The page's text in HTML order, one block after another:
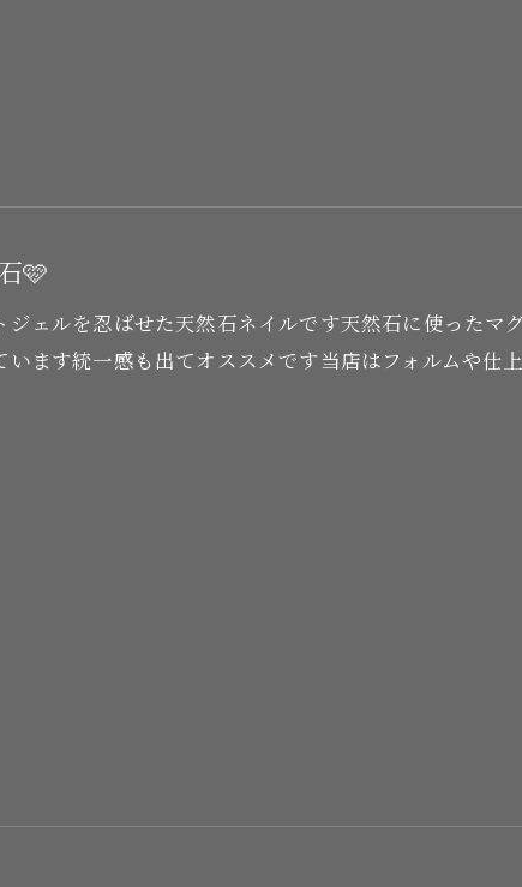
🩷
ェルを忍ばせた天然石ネイルです天然石に使ったマ
ます統一感も出てオススメです当店はフォルムや仕